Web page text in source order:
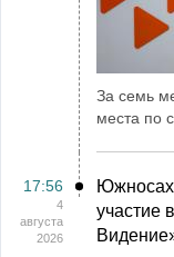
За семь
места по
17:56
4
августа
2026
участие